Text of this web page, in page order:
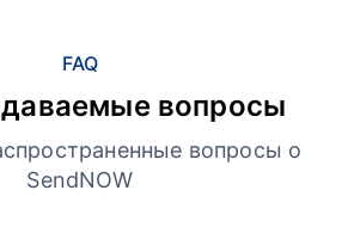
FAQ
вопросы
вопросы о
SendNOW